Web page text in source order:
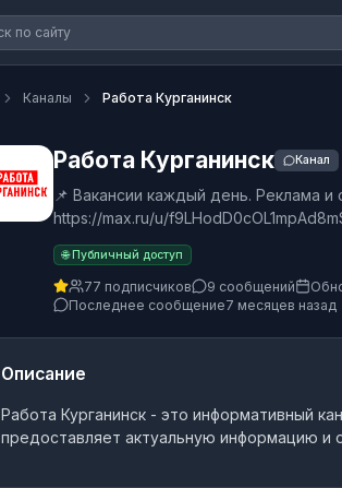
Каналы Работа Курганинск
Работа Курганинск Канал
📌 Вакансии каждый день. Реклама
https://max.ru/u/
🌐 Публичный доступ
77 подписчиков 9 сообщений
Последнее сообщение7 месяцев назад
Описание
Работа Курганинск - это информативный
предоставляет актуальную информацию и